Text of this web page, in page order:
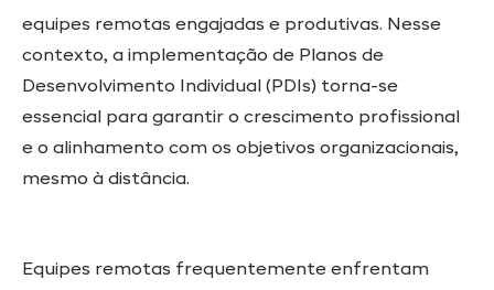
equipes remotas engajadas e produtivas. Nesse
contexto, a implementação de Planos de
Desenvolvimento Individual (PDIs) torna-se
essencial para garantir o crescimento profissional
e o alinhamento com os objetivos organizacionais,
mesmo à distância.
Equipes remotas frequentemente enfrentam